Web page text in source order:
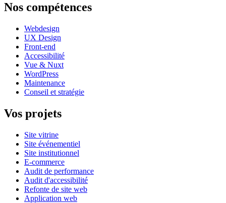
Nos compétences
Webdesign
UX Design
Front-end
Accessibilité
Vue & Nuxt
WordPress
Maintenance
Conseil et stratégie
Vos projets
Site vitrine
Site événementiel
Site institutionnel
E-commerce
Audit de performance
Audit d'accessibilité
Refonte de site web
Application web